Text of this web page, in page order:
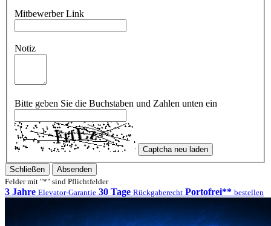
Mitbewerber Link
Notiz
Bitte geben Sie die Buchstaben und Zahlen unten ein
Captcha neu laden
Schließen
Absenden
Felder mit "*" sind Pflichtfelder
3 Jahre Elevator-Garantie 30 Tage Rückgaberecht Portofrei** bestellen